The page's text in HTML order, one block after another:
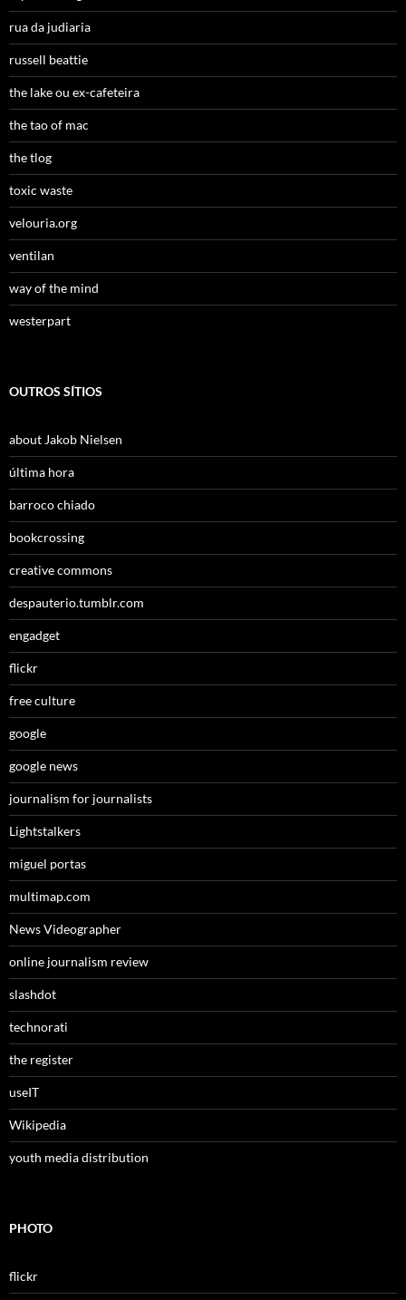
rua da judiaria
russell beattie
the lake ou ex-cafeteira
the tao of mac
the tlog
toxic waste
velouria.org
ventilan
way of the mind
westerpart
OUTROS SÍTIOS
about Jakob Nielsen
última hora
barroco chiado
bookcrossing
creative commons
despauterio.tumblr.com
engadget
flickr
free culture
google
google news
journalism for journalists
Lightstalkers
miguel portas
multimap.com
News Videographer
online journalism review
slashdot
technorati
the register
useIT
Wikipedia
youth media distribution
PHOTO
flickr